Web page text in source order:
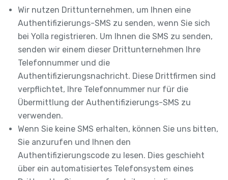
Wir nutzen Drittunternehmen, um Ihnen eine
Authentifizierungs-SMS zu senden, wenn Sie sich
bei Yolla registrieren. Um Ihnen die SMS zu senden,
senden wir einem dieser Drittunternehmen Ihre
Telefonnummer und die
Authentifizierungsnachricht. Diese Drittfirmen sind
verpflichtet, Ihre Telefonnummer nur für die
Übermittlung der Authentifizierungs-SMS zu
verwenden.
Wenn Sie keine SMS erhalten, können Sie uns bitten,
Sie anzurufen und Ihnen den
Authentifizierungscode zu lesen. Dies geschieht
über ein automatisiertes Telefonsystem eines